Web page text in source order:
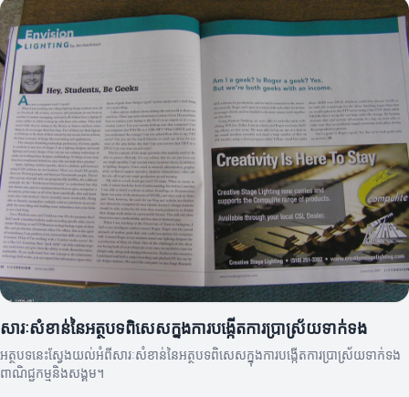
សារៈសំខាន់នៃអត្ថបទពិសេសក្នុងការបង្កើតការប្រាស្រ័យទាក់ទង
អត្ថបទនេះស្វែងយល់អំពីសារៈសំខាន់នៃអត្ថបទពិសេសក្នុងការបង្កើតការប្រាស្រ័យទាក់ទង
ពាណិជ្ជកម្មនិងសង្គម។